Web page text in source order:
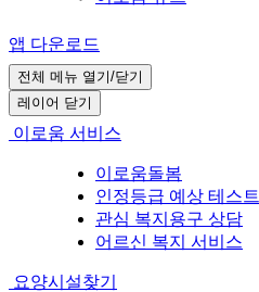
앱 다운로드
전체 메뉴 열기/닫기
레이어 닫기
이로움 서비스
이로움돌봄
인정등급 예상 테스트
관심 복지용구 상담
어르신 복지 서비스
요양시설찾기